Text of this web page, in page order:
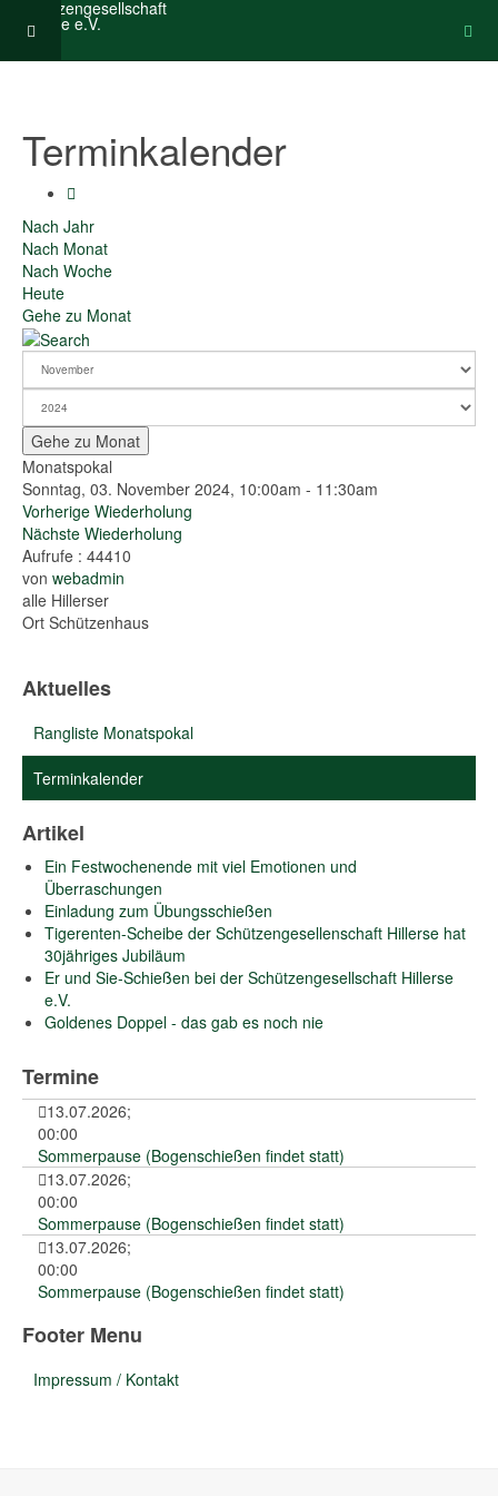
Terminkalender
Nach Jahr
Nach Monat
Nach Woche
Heute
Gehe zu Monat
Gehe zu Monat
Monatspokal
Sonntag, 03. November 2024, 10:00am - 11:30am
Vorherige Wiederholung
Nächste Wiederholung
Aufrufe : 44410
von webadmin
alle Hillerser
Ort Schützenhaus
Aktuelles
Rangliste Monatspokal
Terminkalender
Artikel
Ein Festwochenende mit viel Emotionen und
Überraschungen
Einladung zum Übungsschießen
Tigerenten-Scheibe der Schützengesellenschaft Hillerse hat
30jähriges Jubiläum
Er und Sie-Schießen bei der Schützengesellschaft Hillerse
e.V.
Goldenes Doppel - das gab es noch nie
Termine
13.07.2026;
00:00
Sommerpause (Bogenschießen findet statt)
13.07.2026;
00:00
Sommerpause (Bogenschießen findet statt)
13.07.2026;
00:00
Sommerpause (Bogenschießen findet statt)
Footer Menu
Impressum / Kontakt